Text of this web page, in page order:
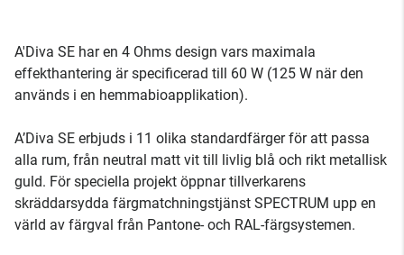
A'Diva SE har en 4 Ohms design vars maximala
effekthantering är specificerad till 60 W (125 W när den
används i en hemmabioapplikation).
A’Diva SE erbjuds i 11 olika standardfärger för att passa
alla rum, från neutral matt vit till livlig blå och rikt metallisk
guld. För speciella projekt öppnar tillverkarens
skräddarsydda färgmatchningstjänst SPECTRUM upp en
värld av färgval från Pantone- och RAL-färgsystemen.